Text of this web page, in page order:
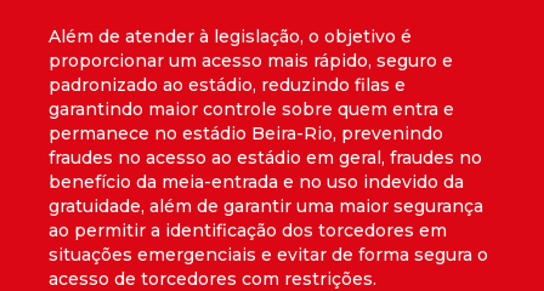
Além de atender à legislação, o objetivo é
proporcionar um acesso mais rápido, seguro e
padronizado ao estádio, reduzindo filas e
garantindo maior controle sobre quem entra e
permanece no estádio Beira-Rio, prevenindo
fraudes no acesso ao estádio em geral, fraudes no
benefício da meia-entrada e no uso indevido da
gratuidade, além de garantir uma maior segurança
ao permitir a identificação dos torcedores em
situações emergenciais e evitar de forma segura o
acesso de torcedores com restrições.